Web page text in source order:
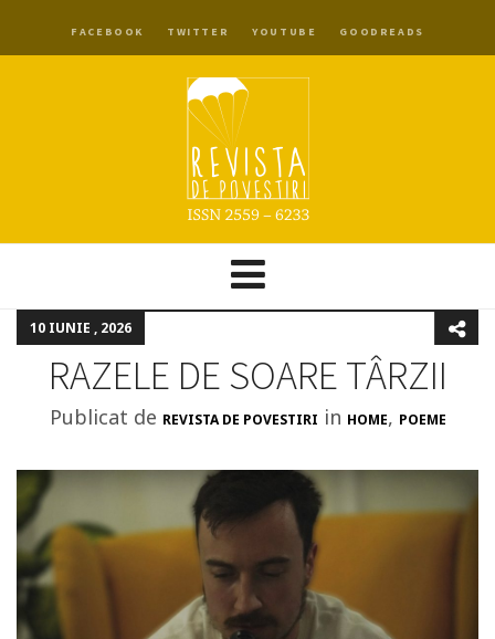
FACEBOOK TWITTER YOUTUBE GOODREADS
10 IUNIE , 2026
RAZELE DE SOARE TÂRZII
Publicat de REVISTA DE POVESTIRI in HOME, POEME